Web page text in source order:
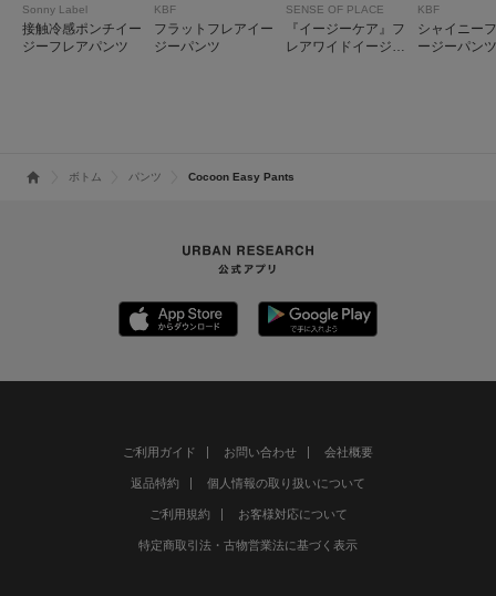
Sonny Label
接触冷感ポンチイー
ジーフレアパンツ
KBF
フラットフレアイー
ジーパンツ
SENSE OF PLACE
『イージーケア』フ
レアワイドイージー
KBF
シャイニー
ージーパンツ
ボトム パンツ Cocoon Easy Pants
ご利用ガイド お問い合わせ 会社概要
返品特約 個人情報の取り扱いについて
ご利用規約 お客様対応について
特定商取引法・古物営業法に基づく表示